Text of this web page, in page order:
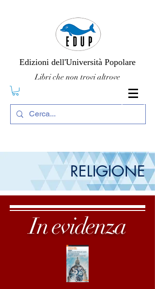
Edizioni dell'Università Popolare
Libri che non trovi altrove
RELIGIONE
In evidenza